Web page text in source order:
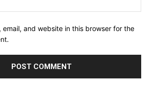
email, and website in this browser for the